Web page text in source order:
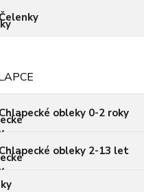
Chlapecké obleky 0-2 roky
Chlapecké obleky 2-13 let